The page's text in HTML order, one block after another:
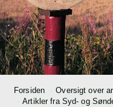
Forsiden
Oversigt over
Artikler fra Syd- og